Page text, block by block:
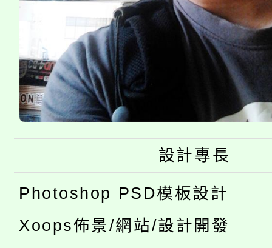
設計專長
Photoshop PSD模板設計
Xoops佈景/網站/設計開發